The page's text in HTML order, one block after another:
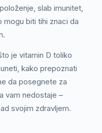
slab imunitet,
biti tihi znaci da
je vitamin D toliko
kako prepoznati
da posegnete za
vam nedostaje –
svojim zdravljem.